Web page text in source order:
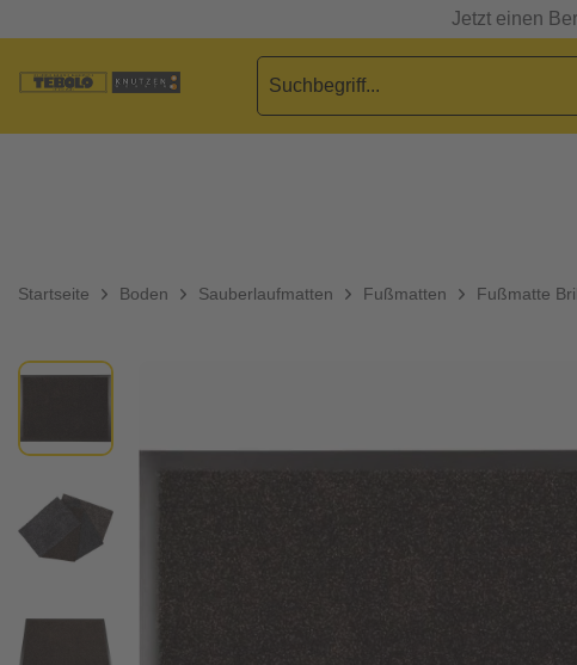
Jetzt einen
Startseite Boden Sauberlaufmatten Fußmatten Fußmatte